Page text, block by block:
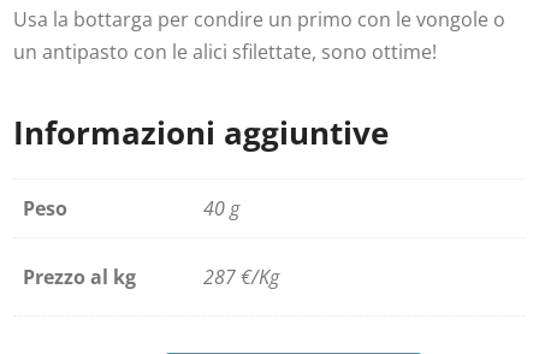
Usa la bottarga per condire un primo con le vongole o
un antipasto con le alici sfilettate, sono ottime!
Informazioni aggiuntive
Peso 40 g
Prezzo al kg 287 €/Kg